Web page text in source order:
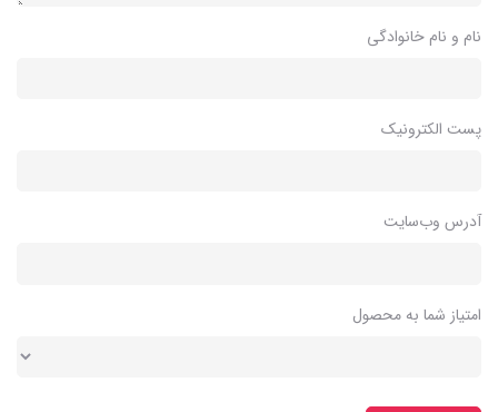
نام و نام خانوادگی
پست الکترونیک
آدرس وب‌سایت
امتیاز شما به محصول